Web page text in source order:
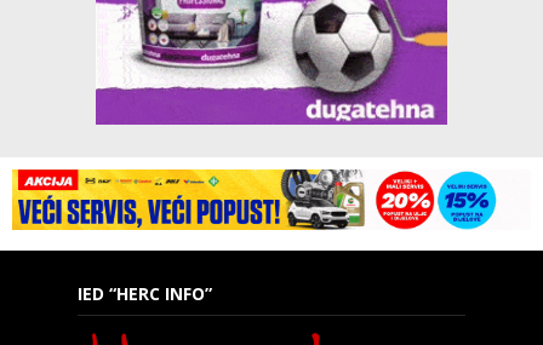
IED “HERC INFO”